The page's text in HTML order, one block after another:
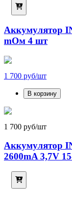
Аккумулятор
mОм 4 шт
1 700 руб/шт
В корзину
1 700 руб/шт
Аккумулятор
2600mA 3,7V